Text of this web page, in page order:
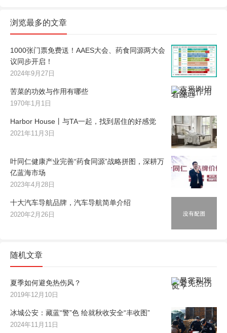
浏览最多的文章
1000张门票免费送！AAES大会、药食同源两大会
议同步开启！
2024年9月27日
苦菜的功效与作用有哪些
1970年1月1日
Harbor House丨与TA一起，找到居住的好感觉
2021年11月3日
叶同仁健康产业完善“药食同源”战略拼图，深耕万
亿蓝海市场
2023年4月28日
十大汽车导航品牌，汽车导航简单介绍
2020年2月26日
随机文章
夏季如何避免热伤风？
2019年12月10日
冰城公安：藏蓝“警”色 绘就秋收安全“丰收图”
2024年11月11日